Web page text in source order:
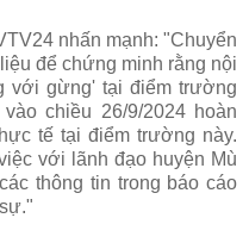
nhấn mạnh: "Chuyển
để chứng minh rằng nội
với gừng' tại điểm trường
chiều 26/9/2024 hoàn
tế tại điểm trường này.
với lãnh đạo huyện Mù
thông tin trong báo cáo